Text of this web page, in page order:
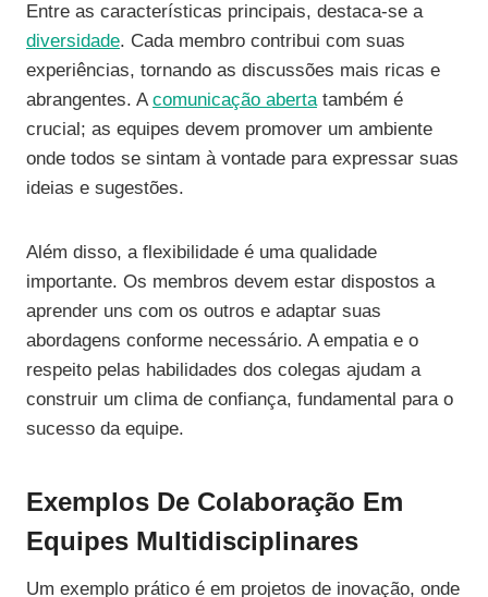
Entre as características principais, destaca-se a
diversidade. Cada membro contribui com suas
experiências, tornando as discussões mais ricas e
abrangentes. Acomunicação abertatambém é
crucial; as equipes devem promover um ambiente
onde todos se sintam à vontade para expressar suas
ideias e sugestões.
Além disso, a flexibilidade é uma qualidade
importante. Os membros devem estar dispostos a
aprender uns com os outros e adaptar suas
abordagens conforme necessário. A empatia e o
respeito pelas habilidades dos colegas ajudam a
construir um clima de confiança, fundamental para o
sucesso da equipe.
Exemplos De Colaboração Em
Equipes Multidisciplinares
Um exemplo prático é em projetos de inovação, onde